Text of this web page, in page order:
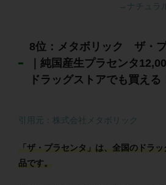
→ナチュラ
8位：メタボリック ザ・
｜純国産生プラセンタ
ドラッグストアでも買える
引用元：株式会社メタボリック
「ザ・プラセンタ」は、全国のドラ
品です。